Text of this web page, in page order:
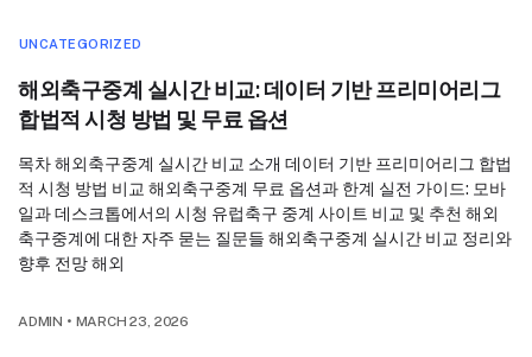
UNCATEGORIZED
해외축구중계 실시간 비교: 데이터 기반 프리미어리그
합법적 시청 방법 및 무료 옵션
목차 해외축구중계 실시간 비교 소개 데이터 기반 프리미어리그 합법
적 시청 방법 비교 해외축구중계 무료 옵션과 한계 실전 가이드: 모바
일과 데스크톱에서의 시청 유럽축구 중계 사이트 비교 및 추천 해외
축구중계에 대한 자주 묻는 질문들 해외축구중계 실시간 비교 정리와
향후 전망 해외
ADMIN • MARCH 23, 2026